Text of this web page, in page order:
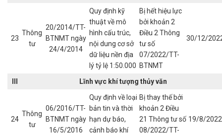
23
Thông
tư
20/2014/TT-
BTNMT ngày
24/4/2014
Quy định kỹ
thuật về mô
hình cấu trúc,
nội dung cơ sở
dữ liệu nền địa
lý tỷ lệ 1:50.000
Bị hết hiệu lực
bởi khoản 2
Điều 2 Thông
tư số
07/2022/TT-
BTNMT
30/12/
Lĩnh vực khí tượng thủy văn
24
Thông
tư
06/2016/TT-
BTNMT ngày
16/5/2016
Quy định về loại
bản tin và thời
hạn dự báo,
cảnh báo khí
Bị thay thế bởi
khoản 2 Điều
21 Thông tư số
08/2022/TT-
19/8/2022